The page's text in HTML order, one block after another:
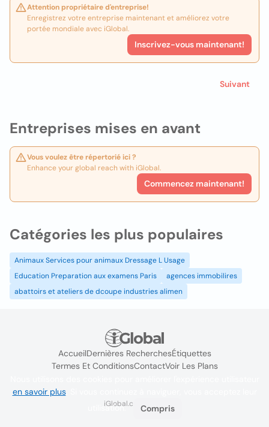
Entreprises mises en avant
Vous voulez être répertorié ici ?
Enhance your global reach with iGlobal.
Commencez maintenant!
Attention propriétaire d'entreprise!
Enregistrez votre entreprise maintenant et améliorez votre
portée mondiale avec iGlobal.
Inscrivez-vous maintenant!
Suivant
Catégories les plus populaires
Animaux Services pour animaux Dressage L Usage
Education Preparation aux examens Paris
agences immobilires
abattoirs et ateliers de dcoupe industries alimen
AccueilDernières RecherchesÉtiquettes
Termes Et ConditionsContactVoir Les Plans
iGlobal.co @ 2024
en savoir plus. Si vous continuez à naviguer, vous acceptez leur
utilisation.
Compris